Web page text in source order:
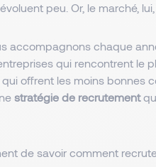
peu. Or, le marché,
accompagnons chaque
qui rencontrent le
offrent les moins bonnes
stratégie de recrutement
de savoir comment